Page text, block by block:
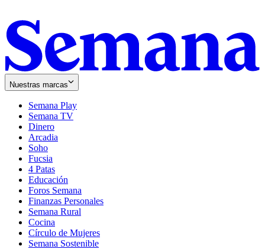
Nuestras marcas
Semana Play
Semana TV
Dinero
Arcadia
Soho
in
new
window
Fucsia
in
new
window
4 Patas
Educación
Foros Semana
Finanzas Personales
Semana Rural
Cocina
Círculo de Mujeres
Semana Sostenible